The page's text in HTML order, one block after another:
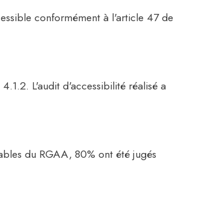
conformément à l'article 47 de
L'audit d'accessibilité réalisé a
du RGAA, 80% ont été jugés